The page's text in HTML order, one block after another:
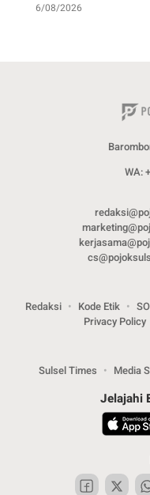
6/08/2026
WA:
Redaksi Kode Etik
Privacy Policy
Sulsel Times Media
Jelajahi